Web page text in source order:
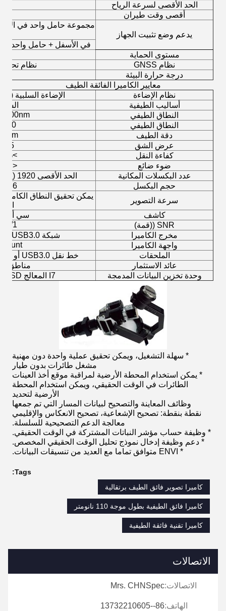
الحد الأقصى لسرعة الرياح
أقصى وقت طيران
يدعم وضع تثبيت الجهاز
مجموعة حامل واحد في
في الأسفل + حامل واحد
مستوى الحماية
نظام GNSS
نظام تحديد
درجة حرارة البيئة
معايير الكاميرا الفائقة الطيف
نظام الإضاءة
الإضاءة السلبية
أساليب الطيفية
النطاق الطيفي
النطاق الطيفي
دقة الطيف
عرض الشق
25م
كفاءة النقل
>
ضوء ضائع
<
عدد البكسلات المكانية
الحد الأقصى 1920 (يمكن تكوين البرمجيات)
حجم البكسل
5.86م
سرعة التصوير
كاشف
سي أم
SNR ((قمة)
1
مخرج الكاميرا
شبكة USB3.0 أو شبكة جيجابيت
واجهة الكاميرا
الملحقات
خط نقل USB3.0 أو خط نقل شبكة جيجابيت
عائد الاستثمار
مناطق
وحدة تخزين البيانات المدمجة
I7 المعالج 512GSSD التخزين
* سهلة التشغيل، ويمكن تحقيق عملية واحدة دون مهنية
مشغل طائرات بدون طيار
* يمكن استخدام المحطة الأرضية لمراقبة موقع أخذ العينات
الطائرات في الوقت الحقيقي، ويمكن استخدام المحطة
الأرضية لتحديد
وظائف المعاينة والتصحيح لبيانات المسار التي تم جمعها
نقطة بنقطة: تصحيح الإشعاعية، تصحيح الانعكاس والإقليمي
معالجة الدعم التصحيحية للسلسلة.
* وظيفة حساب مؤشر النباتات المشتركة في الوقت الحقيقي.
* دعم وظيفة إدخال نموذج تحليل الوقت الحقيقي المخصص.
* ENVI متوافق تماما مع العديد من تنسيقات البيانات.
Tags:
كاميرا تصوير فائق الطيف برتقالية
كاميرا فائق الطيفية بطول موجة 110 نانومتر
كاميرا تقنية فائقة الطيفية
الاتصالات
الاتصالات:Mrs. CHNSpec
الهاتف:86--13732210605